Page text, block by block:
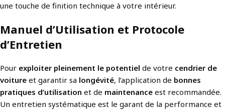
une touche de finition technique à votre intérieur.
Manuel d’Utilisation et Protocole
d’Entretien
Pour exploiter pleinement le potentiel de votre cendrier de
voiture et garantir sa longévité, l’application de bonnes
pratiques d’utilisation et de maintenance est recommandée.
Un entretien systématique est le garant de la performance et